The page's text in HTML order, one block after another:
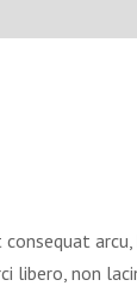
libero, non